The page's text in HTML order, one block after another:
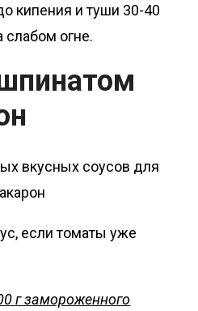
кипения и туши 30-40
огне.
если томаты уже
г замороженного